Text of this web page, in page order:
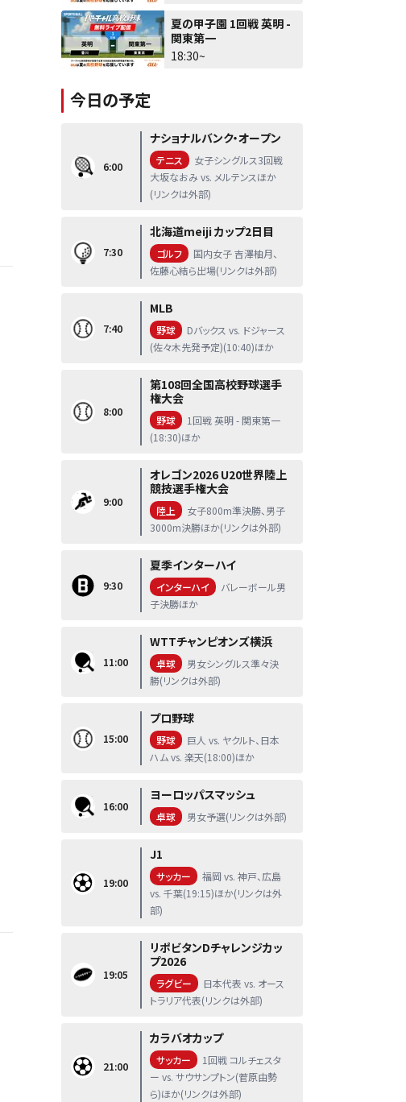
夏の甲子園 1回戦 英明 -
関東第一
18:30~
今日の予定
6:00
ナショナルバンク・オープン
テニス
女子シングルス3回戦
大坂なおみ vs. メルテンスほか
(リンクは外部)
7:30
北海道meiji カップ2日目
ゴルフ
国内女子 吉澤柚月、
佐藤心結ら出場(リンクは外部)
7:40
MLB
野球
Dバックス vs. ドジャース
(佐々木先発予定)(10:40)ほか
8:00
第108回全国高校野球選手
権大会
野球
1回戦 英明 - 関東第一
(18:30)ほか
9:00
オレゴン2026 U20世界陸上
競技選手権大会
陸上
女子800m準決勝、男子
3000m決勝ほか(リンクは外部)
9:30
夏季インターハイ
インターハイ
バレーボール男
子決勝ほか
11:00
WTTチャンピオンズ横浜
卓球
男女シングルス準々決
勝(リンクは外部)
15:00
プロ野球
野球
巨人 vs. ヤクルト、日本
ハム vs. 楽天(18:00)ほか
16:00
ヨーロッパスマッシュ
卓球 男女予選(リンクは外部)
19:00
J1
サッカー
福岡 vs. 神戸、広島
vs. 千葉(19:15)ほか(リンクは外
部)
19:05
リポビタンDチャレンジカッ
プ2026
ラグビー
日本代表 vs. オース
トラリア代表(リンクは外部)
21:00
カラバオカップ
サッカー
1回戦 コルチェスタ
ー vs. サウサンプトン(菅原由勢
ら)ほか(リンクは外部)